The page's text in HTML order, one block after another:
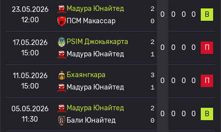
23.05.2026
12:00
Мадура Юнайтед
ПСМ Макассар
2
0
0 0 0 0 В
17.05.2026
15:00
PSIM Джокьякарта
Мадура Юнайтед
2
1
0 0 0 0 П
11.05.2026
15:00
Бхаянгкара
Мадура Юнайтед
3
1
0 0 0 0 П
05.05.2026
11:30
Мадура Юнайтед
Бали Юнайтед
2
0
0 0 0 0 В